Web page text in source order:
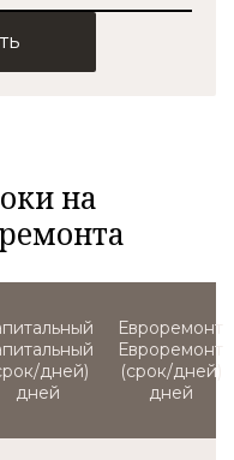
на
дней)
Евроремонт
(срок/дней)